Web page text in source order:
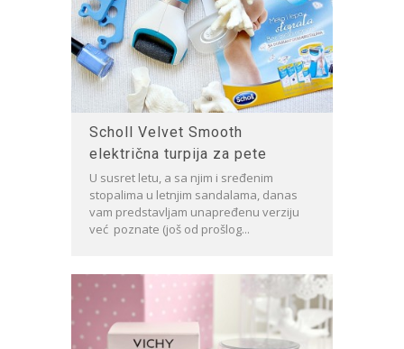
Scholl Velvet Smooth
električna turpija za pete
U susret letu, a sa njim i sređenim
stopalima u letnjim sandalama, danas
vam predstavljam unapređenu verziju
već poznate (još od prošlog...